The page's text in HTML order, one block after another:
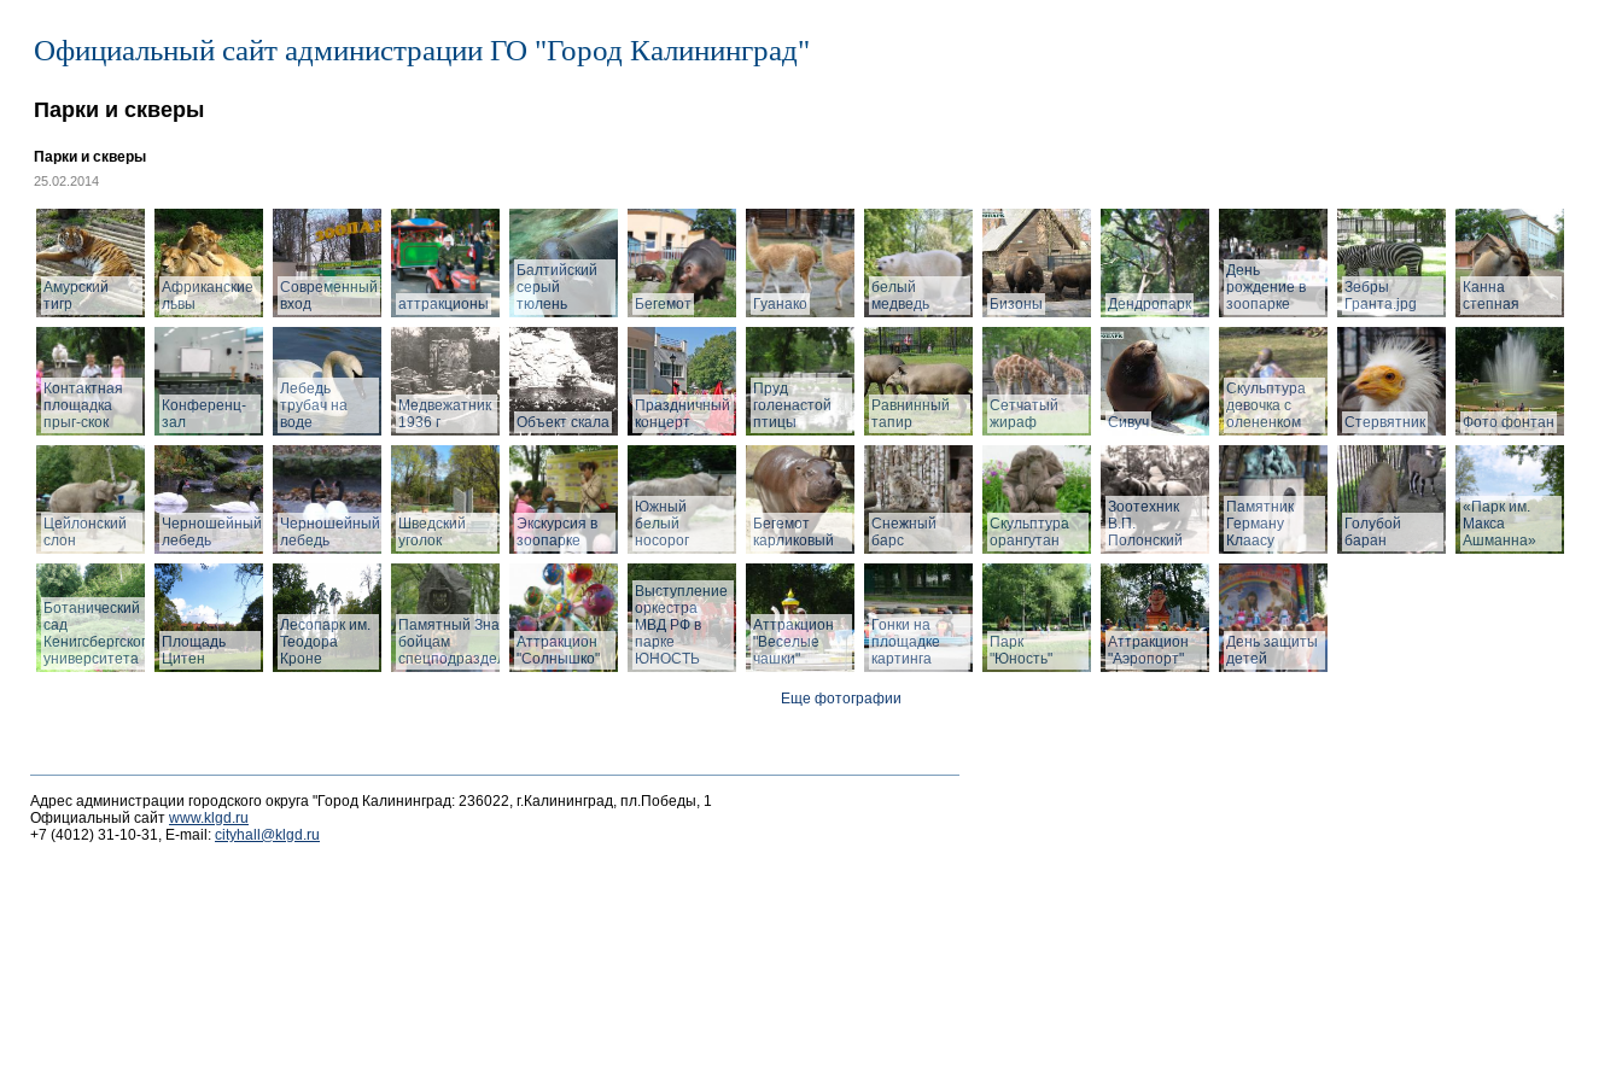
Официальный сайт администрации ГО "Город Калининград"
Парки и скверы
Парки и скверы
25.02.2014
Амурский
тигр
Африканские
львы
Современный
вход
аттракционы
Балтийский
серый
тюлень
Бегемот Гуанако
белый
медведь
Бизоны Дендропарк
День
рождение в
зоопарке
Зебры
Гранта.jpg
Канна
степная
Контактная
площадка
прыг-скок
Конференц-
зал
Лебедь
трубач на
воде
Медвежатник
1936 г
Объект скала
Праздничный
концерт
Пруд
голенастой
птицы
Равнинный
тапир
Сетчатый
жираф
Сивуч
Скульптура
девочка с
олененком
Стервятник Фото фонтан
Цейлонский
слон
Черношейный
лебедь
Черношейный
лебедь
Шведский
уголок
Экскурсия в
зоопарке
Южный
белый
носорог
Бегемот
карликовый
Снежный
барс
Скульптура
орангутан
Зоотехник
В.П.
Полонский
Памятник
Герману
Клаасу
Голубой
баран
«Парк им.
Макса
Ашманна»
Ботанический
сад
Кенигсбергского
университета
Площадь
Цитен
Лесопарк им.
Теодора
Кроне
Памятный Знак
бойцам
спецподразделений
Аттракцион
"Солнышко"
Выступление
оркестра
МВД РФ в
парке
ЮНОСТЬ
Аттракцион
"Веселые
чашки"
Гонки на
площадке
картинга
Парк
"Юность"
Аттракцион
"Аэропорт"
День защиты
детей
Еще фотографии
Адрес администрации городского округа "Город Калининград: 236022, г.Калининград, пл.Победы, 1
Официальный сайт www.klgd.ru
+7 (4012) 31-10-31, E-mail: cityhall@klgd.ru